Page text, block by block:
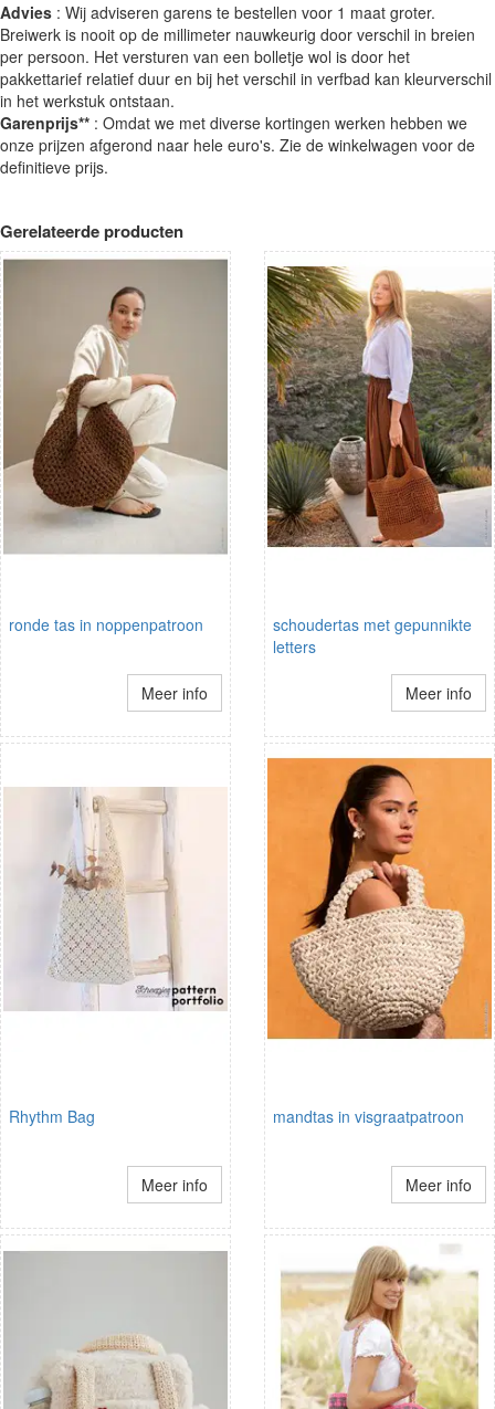
Advies : Wij adviseren garens te bestellen voor 1 maat groter.
Breiwerk is nooit op de millimeter nauwkeurig door verschil in breien
per persoon. Het versturen van een bolletje wol is door het
pakkettarief relatief duur en bij het verschil in verfbad kan kleurverschil
in het werkstuk ontstaan.
Garenprijs** : Omdat we met diverse kortingen werken hebben we
onze prijzen afgerond naar hele euro's. Zie de winkelwagen voor de
definitieve prijs.
Gerelateerde producten
ronde tas in noppenpatroon
Meer info
schoudertas met gepunnikte
letters
Meer info
Rhythm Bag
Meer info
mandtas in visgraatpatroon
Meer info